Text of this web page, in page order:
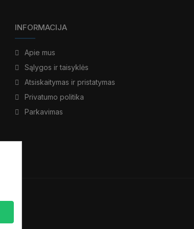
INFORMACIJA
Apie mus
Sąlygos ir taisyklės
Atsiskaitymas ir pristatymas
Privatumo politika
Parkavimas